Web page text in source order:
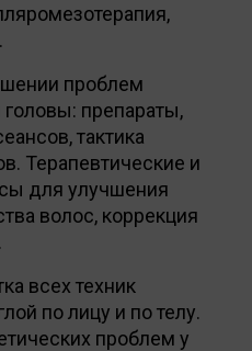
проблем
головы: препараты,
тактика
Терапевтические и
для улучшения
волос, коррекция
всех техник
по лицу и по телу.
проблем у